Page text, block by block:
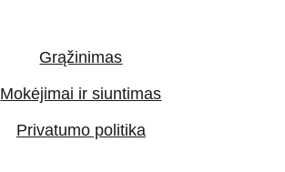
Mokėjimai ir siuntimas
Grąžinimas
Privatumo politika